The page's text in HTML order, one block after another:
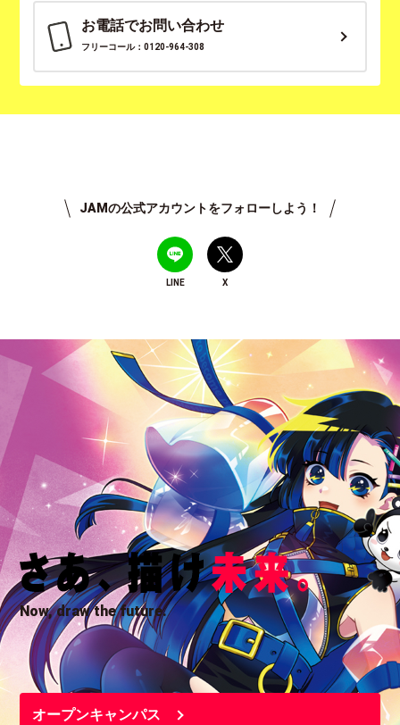
お電話でお問い合わせ
フリーコール：0120-964-308
JAMの公式アカウントをフォローしよう！
LINE X
Now, draw the future.
オープンキャンパス